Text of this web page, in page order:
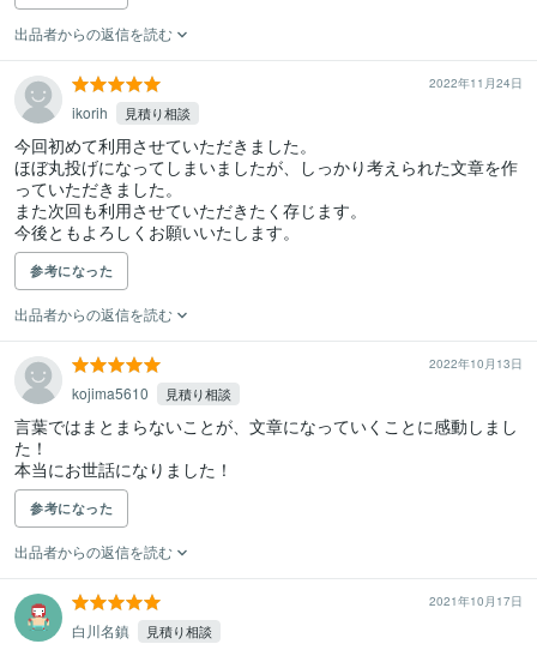
出品者からの返信を読む
2022年11月24日
ikorih 見積り相談
今回初めて利用させていただきました。
ほぼ丸投げになってしまいましたが、しっかり考えられた文章を作
っていただきました。
また次回も利用させていただきたく存じます。
今後ともよろしくお願いいたします。
参考になった
出品者からの返信を読む
2022年10月13日
kojima5610 見積り相談
言葉ではまとまらないことが、文章になっていくことに感動しまし
た！
本当にお世話になりました！
参考になった
出品者からの返信を読む
2021年10月17日
白川名鎮 見積り相談